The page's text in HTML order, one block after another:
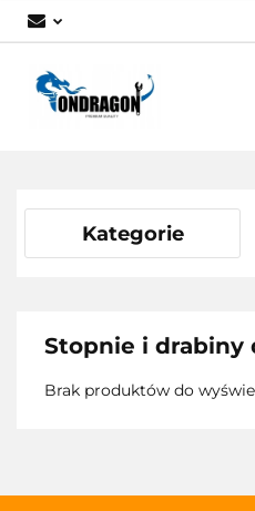
Kategorie
Stopnie i drabiny
Brak produktów do